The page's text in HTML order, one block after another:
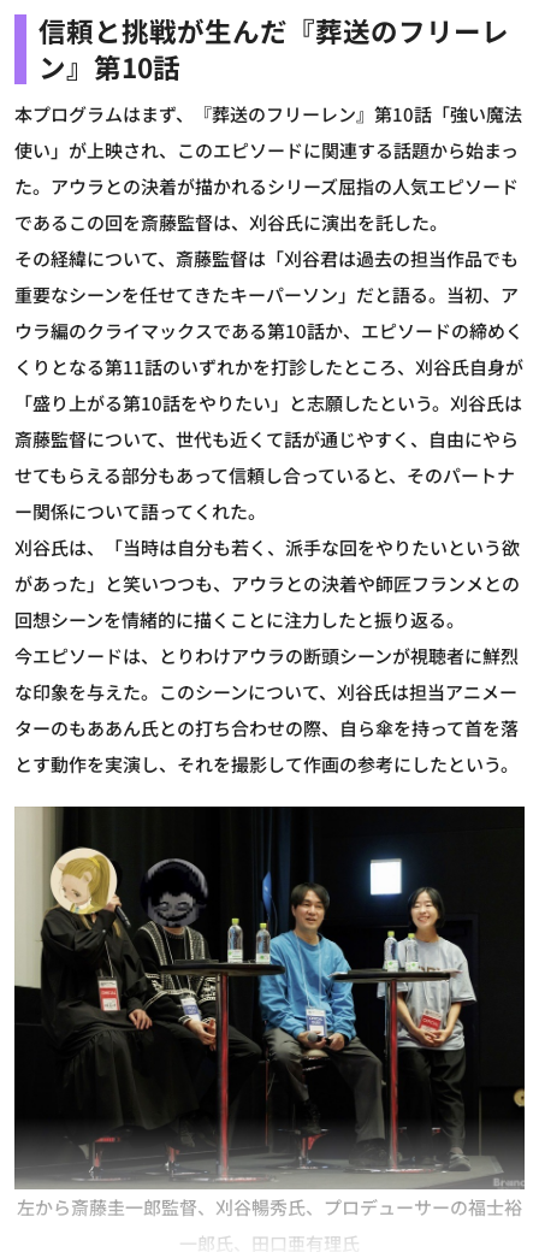
信頼と挑戦が生んだ『葬送のフリーレ
ン』第10話
本プログラムはまず、『葬送のフリーレン』第10話「強い魔法
使い」が上映され、このエピソードに関連する話題から始まっ
た。アウラとの決着が描かれるシリーズ屈指の人気エピソード
であるこの回を斎藤監督は、刈谷氏に演出を託した。
その経緯について、斎藤監督は「刈谷君は過去の担当作品でも
重要なシーンを任せてきたキーパーソン」だと語る。当初、ア
ウラ編のクライマックスである第10話か、エピソードの締めく
くりとなる第11話のいずれかを打診したところ、刈谷氏自身が
「盛り上がる第10話をやりたい」と志願したという。刈谷氏は
斎藤監督について、世代も近くて話が通じやすく、自由にやら
せてもらえる部分もあって信頼し合っていると、そのパートナ
ー関係について語ってくれた。
刈谷氏は、「当時は自分も若く、派手な回をやりたいという欲
があった」と笑いつつも、アウラとの決着や師匠フランメとの
回想シーンを情緒的に描くことに注力したと振り返る。
今エピソードは、とりわけアウラの断頭シーンが視聴者に鮮烈
な印象を与えた。このシーンについて、刈谷氏は担当アニメー
ターのもああん氏との打ち合わせの際、自ら傘を持って首を落
とす動作を実演し、それを撮影して作画の参考にしたという。
左から斎藤圭一郎監督、刈谷暢秀氏、プロデューサーの福士裕
一郎氏、田口亜有理氏